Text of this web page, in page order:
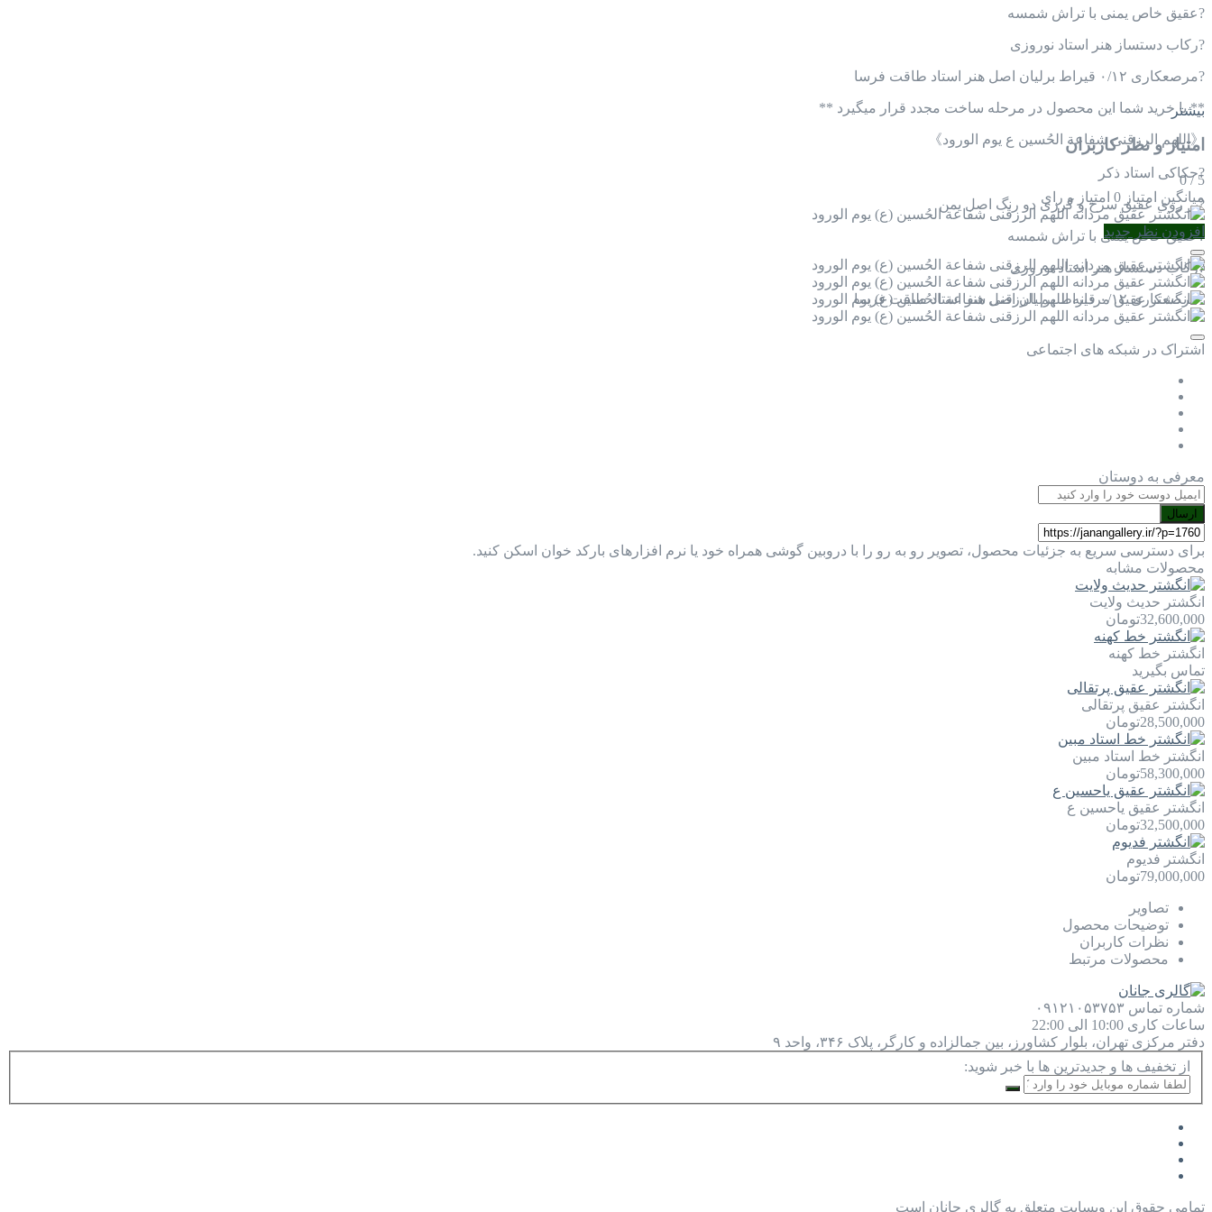
?عقیق خاص یمنی با تراش شمسه
?️رکاب دستساز هنر استاد نوروزی
?مرصعکاری ۰/۱۲ قیراط برلیان اصل هنر استاد طاقت فرسا
** با خرید شما این محصول در مرحله ساخت مجدد قرار میگیرد **
《اللهم الرزقنی شفاعة الحُسين ع يوم الورود》
?️حکاکی استاد ذکر
?️بر روی عقیق سرخ و کرزی دو رنگ اصل یمن
?عقیق خاص یمنی با تراش شمسه
?️رکاب دستساز هنر استاد نوروزی
?مرصعکاری ۰/۱۲ قیراط برلیان اصل هنر استاد طاقت فرسا
بیشتر
امتیاز و نظر کاربران
5
/
0
میانگین امتیاز 0 امتیاز و رای
افزودن نظر جدید
اشتراک در شبکه های اجتماعی
معرفی به دوستان
ارسال
برای دسترسی سریع به جزئیات محصول، تصویر رو به رو را با دروبین گوشی همراه خود یا نرم افزارهای بارکد خوان اسکن کنید.
محصولات مشابه
انگشتر حدیث ولایت
32,600,000تومان
انگشتر خط کهنه
تماس بگیرید
انگشتر عقیق پرتقالی
28,500,000تومان
انگشتر خط استاد مبین
58,300,000تومان
انگشتر عقیق یاحسین ع
32,500,000تومان
انگشتر فدیوم
79,000,000تومان
تصاویر
توضیحات محصول
نظرات کاربران
محصولات مرتبط
شماره تماس ۰۹۱۲۱۰۵۳۷۵۳
ساعات کاری 10:00 الی 22:00
دفتر مرکزی تهران، بلوار کشاورز، بین جمالزاده و کارگر، پلاک ۳۴۶، واحد ۹
از تخفیف ها و جدیدترین ها با خبر شوید:
تمامی حقوق این وبسایت متعلق به گالری جانان است